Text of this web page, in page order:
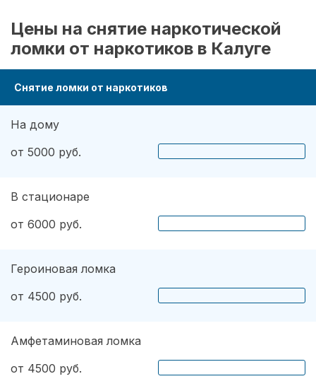
Цены на снятие наркотической
ломки от наркотиков в Калуге
Снятие ломки от наркотиков
На дому
от 5000 руб.
В стационаре
от 6000 руб.
Героиновая ломка
от 4500 руб.
Амфетаминовая ломка
от 4500 руб.